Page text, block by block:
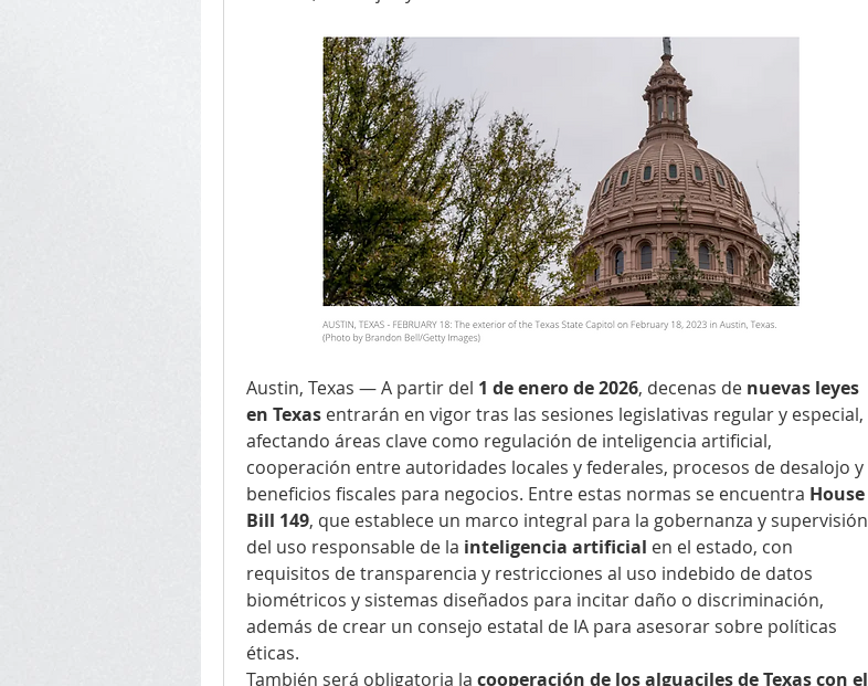
Austin, Texas — A partir del 1 de enero de 2026, decenas de nuevas leyes
en Texas entrarán en vigor tras las sesiones legislativas regular y especial,
afectando áreas clave como regulación de inteligencia artificial,
cooperación entre autoridades locales y federales, procesos de desalojo y
beneficios fiscales para negocios. Entre estas normas se encuentra House
Bill 149, que establece un marco integral para la gobernanza y supervisión
del uso responsable de la inteligencia artificial en el estado, con
requisitos de transparencia y restricciones al uso indebido de datos
biométricos y sistemas diseñados para incitar daño o discriminación,
además de crear un consejo estatal de IA para asesorar sobre políticas
éticas.
También será obligatoria la cooperación de los alguaciles de Texas con el